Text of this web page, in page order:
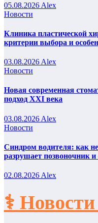
05.08.2026 Alex
Новости
Клиника пластической
критерии выбора и
03.08.2026 Alex
Новости
Новая современная
подход XXI века
03.08.2026 Alex
Новости
Синдром водителя: как
разрушает позвоночник и
02.08.2026 Alex
⚕️